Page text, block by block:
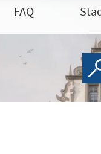
FAQ